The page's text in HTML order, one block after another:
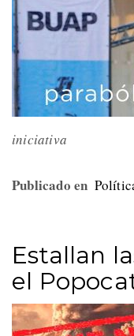
iniciativa
Publicado en
Estallan
el